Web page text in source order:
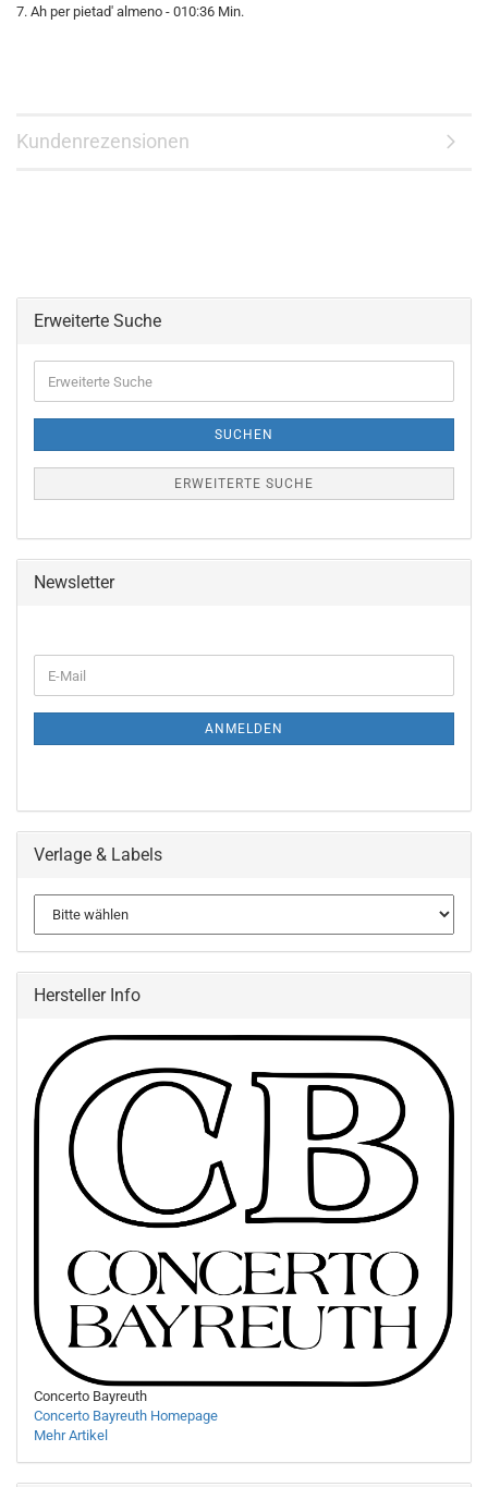
7. Ah per pietad' almeno - 010:36 Min.
Kundenrezensionen
Erweiterte Suche
Suche
SUCHEN
ERWEITERTE SUCHE
Newsletter
ZUR
E-
Mail
ANMELDEN
Verlage & Labels
Hersteller Info
Concerto Bayreuth
Concerto Bayreuth Homepage
Mehr Artikel